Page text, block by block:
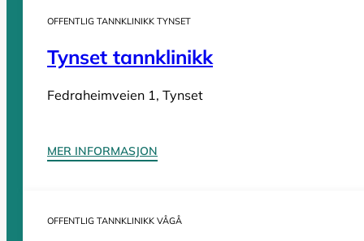
OFFENTLIG TANNKLINIKK TYNSET
Tynset tannklinikk
Fedraheimveien 1, Tynset
MER INFORMASJON
OFFENTLIG TANNKLINIKK VÅGÅ
Tannleger Telemark
Tannleger Trøndelag
Tannleger Vestfold
Vi er enkomplett oversikt over offentlige tannklinikker i Norge